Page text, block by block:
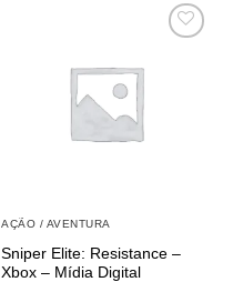
AÇÃO / AVENTURA
Sniper Elite: Resistance –
Xbox – Mídia Digital